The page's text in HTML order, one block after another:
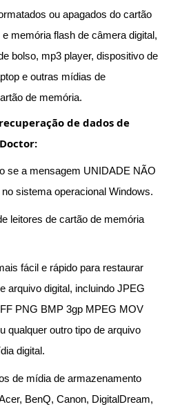
ou apagados do cartão
memória flash de câmera digital,
bolso, mp3 player, dispositivo de
e outras mídias de
de memória.
de dados de
se a mensagem UNIDADE NÃO
sistema operacional Windows.
leitores de cartão de memória
fácil e rápido para restaurar
arquivo digital, incluindo JPEG
PNG BMP 3gp MPEG MOV
qualquer outro tipo de arquivo
digital.
de mídia de armazenamento
BenQ, Canon, DigitalDream,